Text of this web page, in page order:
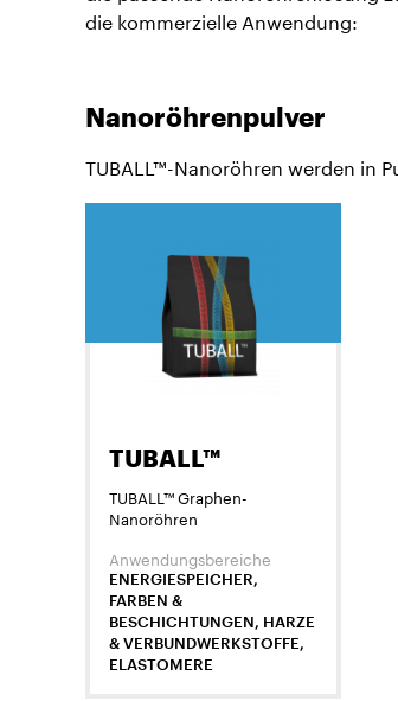
die kommerzielle Anwendung:
Nanoröhrenpulver
TUBALL™-Nanoröhren werden in
TUBALL™
TUBALL™ Graphen-
Nanoröhren
Anwendungsbereiche
ENERGIESPEICHER,
FARBEN &
BESCHICHTUNGEN, HARZE
& VERBUNDWERKSTOFFE,
ELASTOMERE